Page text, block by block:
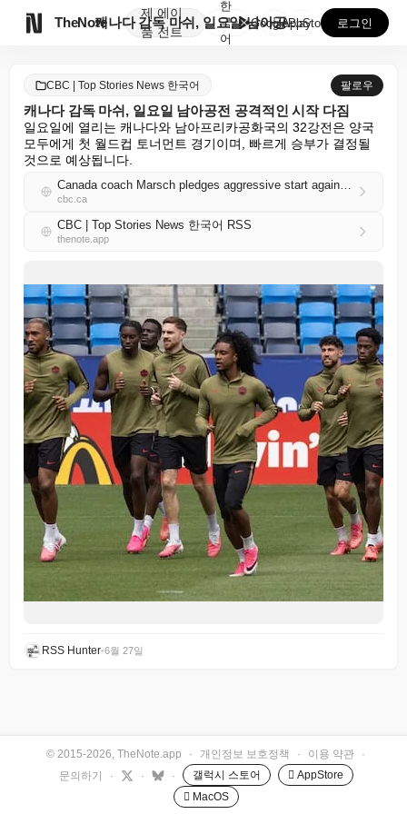
TheNote
제
품
에이
전트
캐나다 감독 마쉬, 일요일 남아공전 공격적인 시작 다짐
한
국
어
GooglePlay
AppStore 로그인
CBC | Top Stories News 한국어 팔로우
캐나다 감독 마쉬, 일요일 남아공전 공격적인 시작 다짐
일요일에 열리는 캐나다와 남아프리카공화국의 32강전은 양국
모두에게 첫 월드컵 토너먼트 경기이며, 빠르게 승부가 결정될
것으로 예상됩니다.
Canada coach Marsch pledges aggressive start against South Africa on Sunday
cbc.ca
CBC | Top Stories News 한국어 RSS
thenote.app
RSS Hunter•6월 27일
© 2015-2026, TheNote.app · 개인정보 보호정책 · 이용 약관
·
문의하기
· · · 갤럭시 스토어
 AppStore
 MacOS